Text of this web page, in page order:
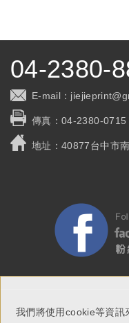
我們將使用cookie等資訊
04-2380-
E-mail：
傳真：04-2380-0715
地址：40877台中市
Copyright © 捷捷